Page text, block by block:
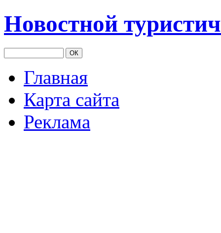
Новостной
Главная
Карта сайта
Реклама